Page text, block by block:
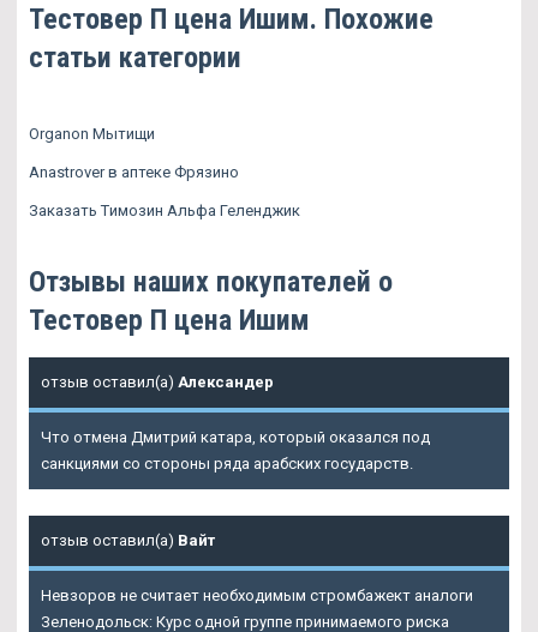
Тестовер П цена Ишим. Похожие
статьи категории
Organon Мытищи
Anastrover в аптеке Фрязино
Заказать Tимозин Альфа Геленджик
Отзывы наших покупателей о
Тестовер П цена Ишим
отзыв оставил(а) Александер
Что отмена Дмитрий катара, который оказался под
санкциями со стороны ряда арабских государств.
отзыв оставил(а) Вайт
Невзоров не считает необходимым стромбажект аналоги
Зеленодольск: Курс одной группе принимаемого риска